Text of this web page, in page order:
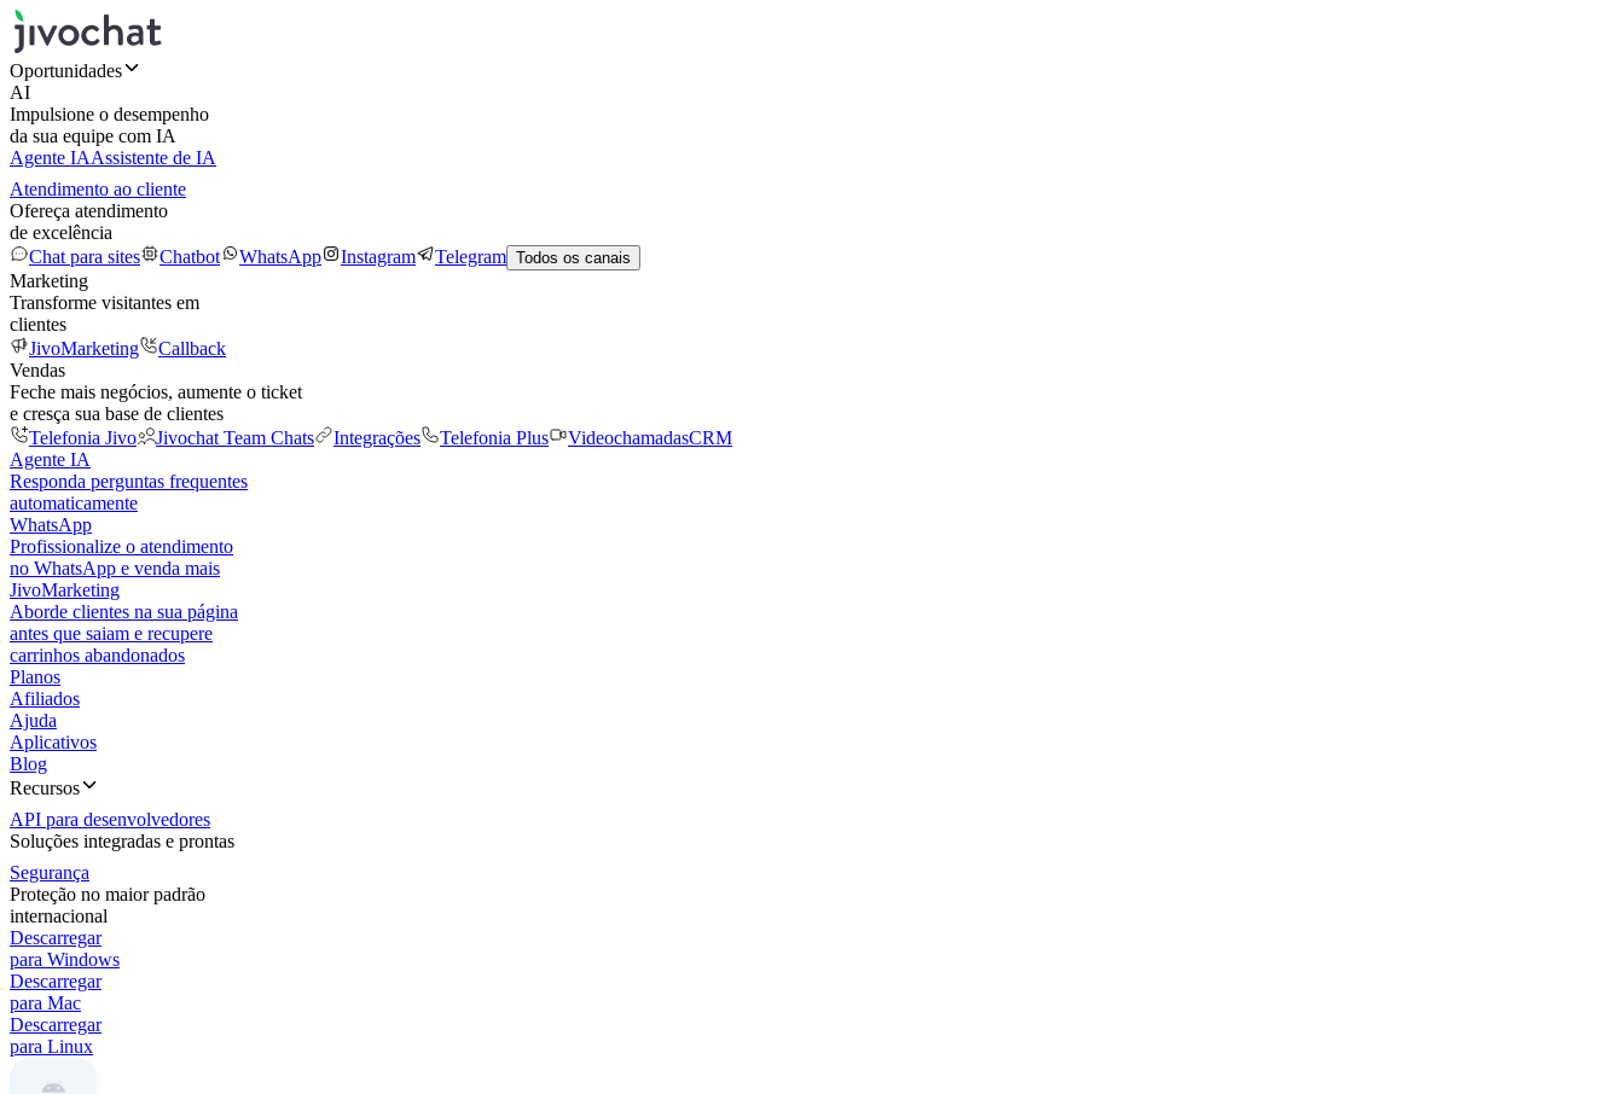
Oportunidades
AI
Impulsione o desempenho
da sua equipe com IA
Agente IAAssistente de IA
Atendimento ao cliente
Ofereça atendimento
de excelência
Chat para sites
Chatbot WhatsApp Instagram Telegram Todos os canais
Marketing
Transforme visitantes em
clientes
JivoMarketing
Callback
Vendas
Feche mais negócios, aumente o ticket
e cresça sua base de clientes
Telefonia Jivo
Jivochat Team Chats Integrações Telefonia Plus VideochamadasCRM
Agente IA
Responda perguntas frequentes
automaticamente
WhatsApp
Profissionalize o atendimento
no WhatsApp e venda mais
JivoMarketing
Aborde clientes na sua página
antes que saiam e recupere
carrinhos abandonados
Planos
Afiliados
Ajuda
Aplicativos
Blog
Recursos
API para desenvolvedores
Soluções integradas e prontas
Segurança
Proteção no maior padrão
internacional
Descarregar
para Windows
Descarregar
para Mac
Descarregar
para Linux